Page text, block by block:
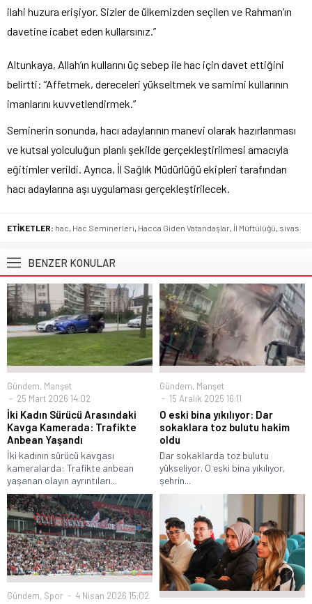
ilahi huzura erişiyor. Sizler de ülkemizden seçilen ve Rahman’ın
davetine icabet eden kullarsınız.”
Altunkaya, Allah’ın kullarını üç sebep ile hac için davet ettiğini
belirtti: “Affetmek, dereceleri yükseltmek ve samimi kullarının
imanlarını kuvvetlendirmek.”
Seminerin sonunda, hacı adaylarının manevi olarak hazırlanması
ve kutsal yolculuğun planlı şekilde gerçekleştirilmesi amacıyla
eğitimler verildi. Ayrıca, İl Sağlık Müdürlüğü ekipleri tarafından
hacı adaylarına aşı uygulaması gerçekleştirilecek.
ETİKETLER: hac, Hac Seminerleri, Hacca Giden Vatandaşlar, İl Müftülüğü, sivas
BENZER KONULAR
Gündem, Manşet
25 Mart 2026 14:02
İki Kadın Sürücü Arasındaki
Kavga Kamerada: Trafikte
Anbean Yaşandı
İki kadının sürücü kavgası
kameralarda: Trafikte anbean
yaşanan olayın ayrıntıları...
Gündem, Manşet
15 Aralık 2025 16:11
O eski bina yıkılıyor: Dar
sokaklara toz bulutu hakim
oldu
Dar sokaklarda toz bulutu
yükseliyor. O eski bina yıkılıyor,
şehrin...
Gündem, Spor 4 Nisan 2026 15:02